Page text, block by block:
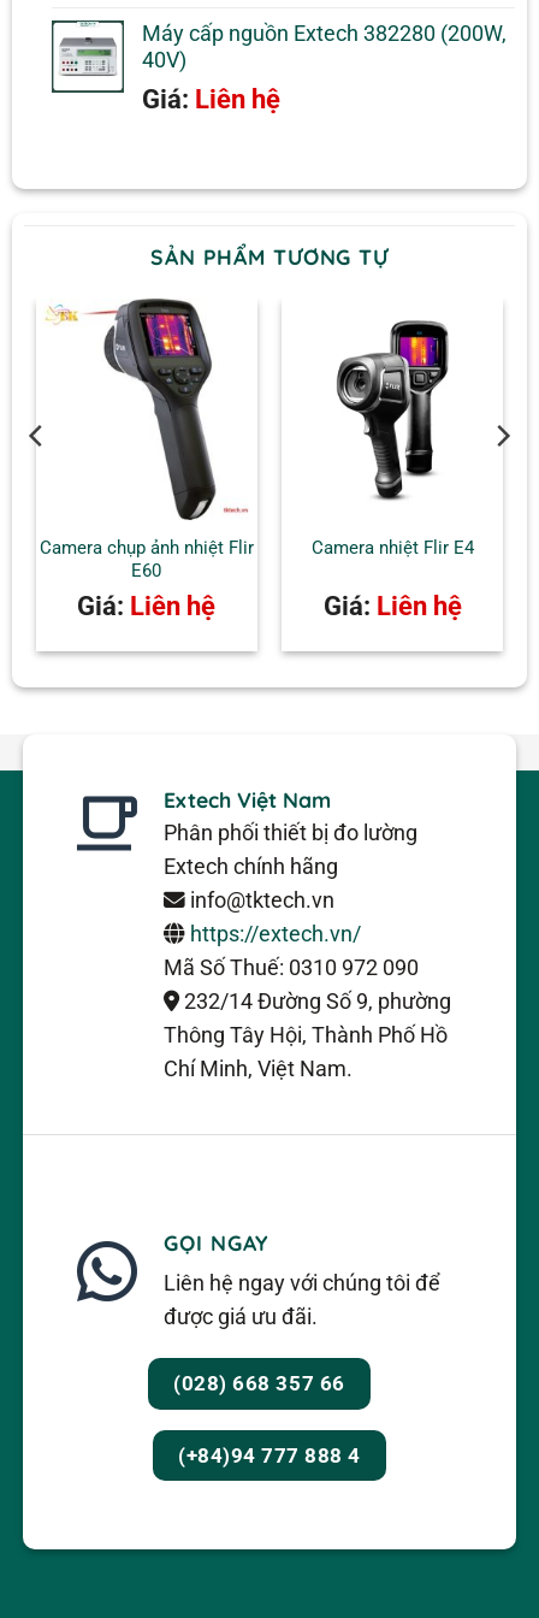
Điện áp bên ngoài
Phạm vi cho phép = 18 đến 56
4,84 x 3,03 x 3,03 “(123 x 77 x 77
gắn chân máy: UNC ¼ “-20 trên 2
Máy cấp nguồn Extech 382280 (200W,
40V)
Giá: Liên hệ
SẢN PHẨM TƯƠNG TỰ
Camera chụp ảnh nhiệt Flir
E60
Giá: Liên hệ
Camera nhiệt Flir E4
Giá: Liên hệ
Extech Việt Nam
Phân phối thiết bị đo lường
Extech chính hãng
info@tktech.vn
https://extech.vn/
Mã Số Thuế: 0310 972 090
232/14 Đường Số 9, phường
Thông Tây Hội, Thành Phố Hồ
Chí Minh, Việt Nam.
GỌI NGAY
Liên hệ ngay với chúng tôi để
được giá ưu đãi.
(028) 668 357 66
(+84)94 777 888 4